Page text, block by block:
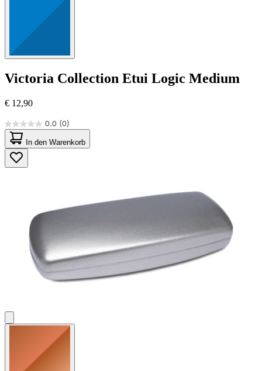
Victoria Collection Etui Logic Medium
€ 12,90
0.0 (0)
0.0
von
5
Sternen.
In den Warenkorb